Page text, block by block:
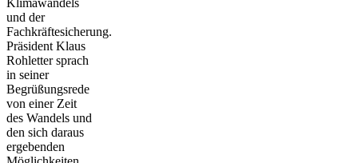
und der
Fachkräftesicherung.
Präsident Klaus
Rohletter sprach
in seiner
Begrüßungsrede
von einer Zeit
des Wandels und
den sich daraus
ergebenden